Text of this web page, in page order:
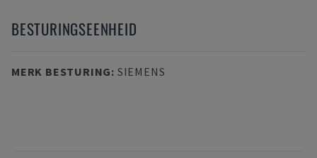
BESTURINGSEENHEID
MERK BESTURING: SIEMENS